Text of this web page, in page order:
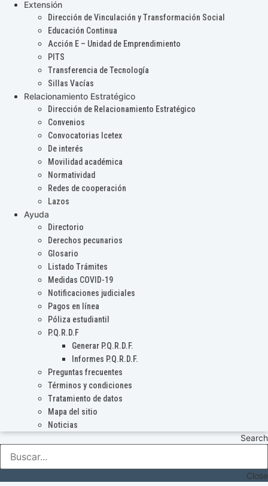
Extensión
Dirección de Vinculación y Transformación Social
Educación Continua
Acción E – Unidad de Emprendimiento
PITS
Transferencia de Tecnología
Sillas Vacías
Relacionamiento Estratégico
Dirección de Relacionamiento Estratégico
Convenios
Convocatorias Icetex
De interés
Movilidad académica
Normatividad
Redes de cooperación
Lazos
Ayuda
Directorio
Derechos pecunarios
Glosario
Listado Trámites
Medidas COVID-19
Notificaciones judiciales
Pagos en línea
Póliza estudiantil
P.Q.R.D.F
Generar P.Q.R.D.F.
Informes P.Q.R.D.F.
Preguntas frecuentes
Términos y condiciones
Tratamiento de datos
Mapa del sitio
Noticias
Search
Close